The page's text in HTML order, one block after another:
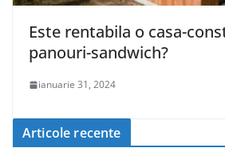
Este rentabila o casa-
panouri-sandwich?
ianuarie 31, 2024
Articole recente